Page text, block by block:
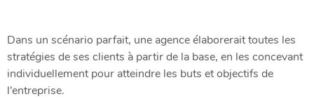
Dans un scénario parfait, une agence élaborerait toutes les
stratégies de ses clients à partir de la base, en les concevant
individuellement pour atteindre les buts et objectifs de
l’entreprise.